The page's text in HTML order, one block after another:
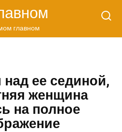
главном
ее сединой,
женщина
на полное